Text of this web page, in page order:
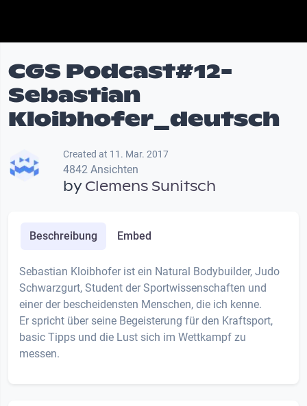
CGS Podcast#12-
Sebastian
Kloibhofer_deutsch
Created at 11. Mar. 2017
4842 Ansichten
byClemens Sunitsch
Beschreibung Embed
Sebastian Kloibhofer ist ein Natural Bodybuilder, Judo
Schwarzgurt, Student der Sportwissenschaften und
einer der bescheidensten Menschen, die ich kenne.
Er spricht über seine Begeisterung für den Kraftsport,
basic Tipps und die Lust sich im Wettkampf zu
messen.